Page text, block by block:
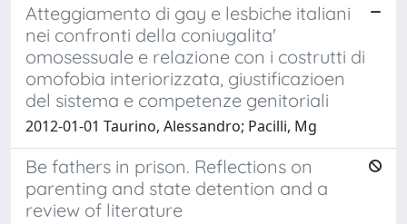
Atteggiamento di gay e lesbiche italiani
nei confronti della coniugalita'
omosessuale e relazione con i costrutti di
omofobia interiorizzata, giustificazioen
del sistema e competenze genitoriali
2012-01-01 Taurino, Alessandro; Pacilli, Mg
Be fathers in prison. Reflections on
parenting and state detention and a
review of literature